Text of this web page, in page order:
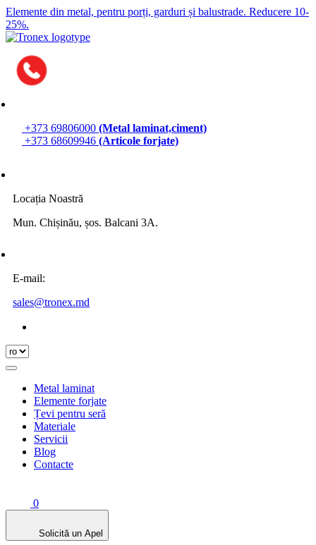
Elemente din metal, pentru porți, garduri și balustrade. Reducere 10-
25%.
+373 69806000 (Metal laminat,ciment)
+373 68609946 (Articole forjate)
Locația Noastră
Mun. Chișinău, șos. Balcani 3A.
E-mail:
sales@tronex.md
Metal laminat
Elemente forjate
Țevi pentru seră
Materiale
Servicii
Blog
Contacte
0
Solicită un Apel